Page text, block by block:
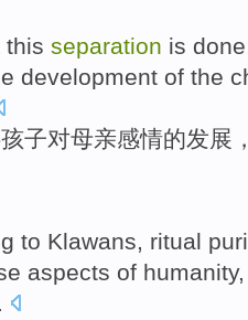
this separation is
development of the
孩子对母亲感情的发展
to Klawans, ritual
aspects of humanity
.